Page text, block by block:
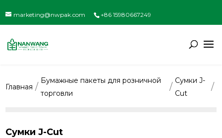
marketing@nwpak.com +86 15980667249
Главная
Бумажные пакеты для розничной
торговли
Сумки J-
Cut
Сумки J-Cut